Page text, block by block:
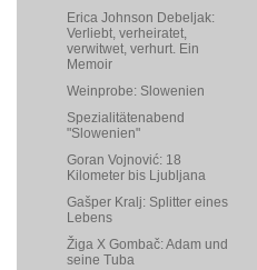
Erica Johnson Debeljak:
Verliebt, verheiratet,
verwitwet, verhurt. Ein
Memoir
Weinprobe: Slowenien
Spezialitätenabend
"Slowenien"
Goran Vojnović: 18
Kilometer bis Ljubljana
Gašper Kralj: Splitter eines
Lebens
Žiga X Gombač: Adam und
seine Tuba